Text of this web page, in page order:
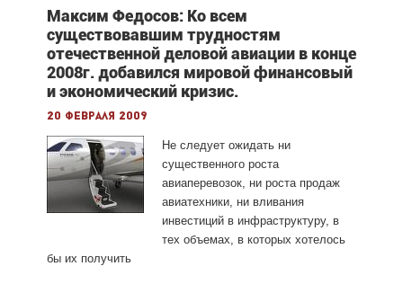
Максим Федосов: Ко всем
существовавшим трудностям
отечественной деловой авиации в конце
2008г. добавился мировой финансовый
и экономический кризис.
20 февраля 2009
Не следует ожидать ни
существенного роста
авиаперевозок, ни роста продаж
авиатехники, ни вливания
инвестиций в инфраструктуру, в
тех объемах, в которых хотелось
бы их получить